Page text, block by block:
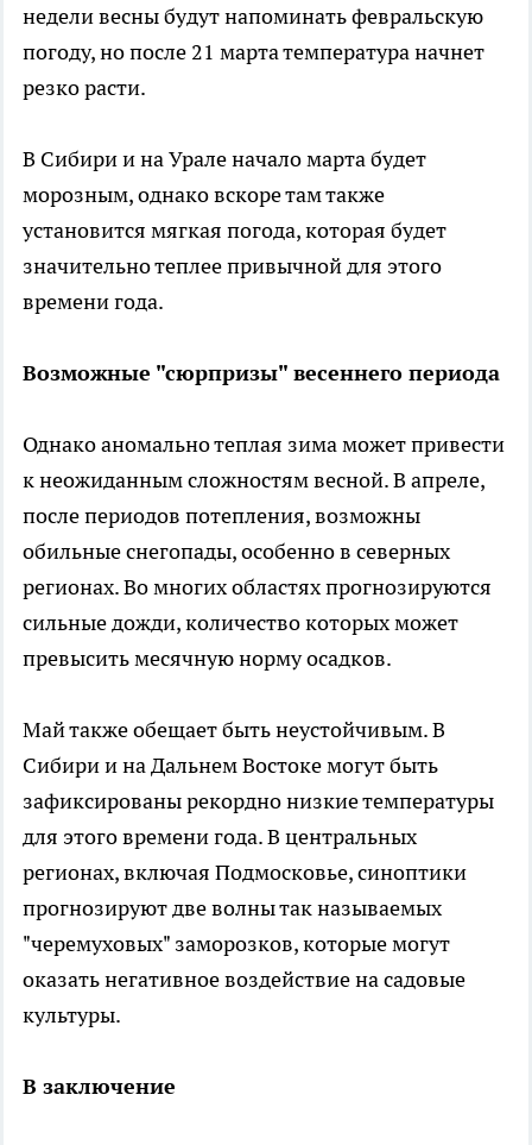
недели весны будут напоминать февральскую
погоду, но после 21 марта температура начнет
резко расти.
В Сибири и на Урале начало марта будет
морозным, однако вскоре там также
установится мягкая погода, которая будет
значительно теплее привычной для этого
времени года.
Возможные "сюрпризы" весеннего периода
Однако аномально теплая зима может привести
к неожиданным сложностям весной. В апреле,
после периодов потепления, возможны
обильные снегопады, особенно в северных
регионах. Во многих областях прогнозируются
сильные дожди, количество которых может
превысить месячную норму осадков.
Май также обещает быть неустойчивым. В
Сибири и на Дальнем Востоке могут быть
зафиксированы рекордно низкие температуры
для этого времени года. В центральных
регионах, включая Подмосковье, синоптики
прогнозируют две волны так называемых
"черемуховых" заморозков, которые могут
оказать негативное воздействие на садовые
культуры.
В заключение